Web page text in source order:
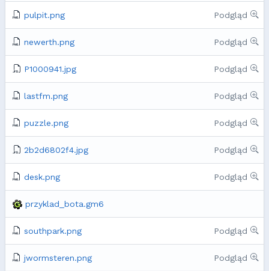
pulpit.png Podgląd
newerth.png Podgląd
P1000941.jpg Podgląd
lastfm.png Podgląd
puzzle.png Podgląd
2b2d6802f4.jpg Podgląd
desk.png Podgląd
przyklad_bota.gm6
southpark.png Podgląd
jwormsteren.png Podgląd